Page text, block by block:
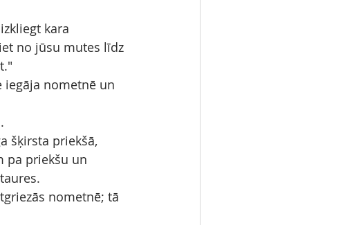
kara
no jūsu mutes līdz
iegāja nometnē un
šķirsta priekšā,
pa priekšu un
nometnē; tā